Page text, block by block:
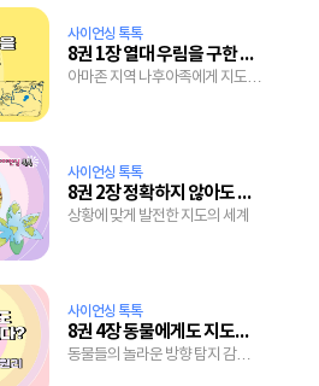
사이언싱 톡톡
8권 1장 열대 우림을 구한 지도
아마존 지역 나후아족에게 지도가
사이언싱 톡톡
8권 2장 정확하지 않아도 괜찮아!
상황에 맞게 발전한 지도의 세계
사이언싱 톡톡
8권 4장 동물에게도 지도가 있다?
동물들의 놀라운 방향 탐지 감각과